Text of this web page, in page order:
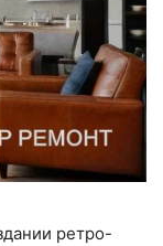
ретро-